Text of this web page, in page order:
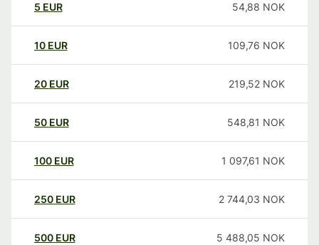
5 EUR 54,88 NOK
10 EUR 109,76 NOK
20 EUR 219,52 NOK
50 EUR 548,81 NOK
100 EUR 1 097,61 NOK
250 EUR 2 744,03 NOK
500 EUR 5 488,05 NOK